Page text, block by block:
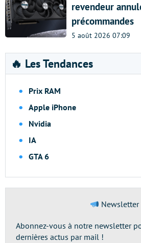
revendeur
précommandes
5 août 2026 07:09
🔥 Les Tendances
Prix RAM
Apple iPhone
Nvidia
IA
GTA 6
Newsletter
Abonnez-vous à notre newsletter
dernières actus par mail !